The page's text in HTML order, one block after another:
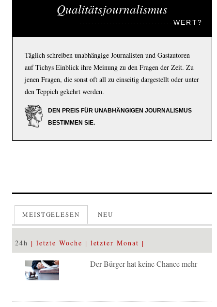
Qualitätsjournalismus
WERT?
Täglich schreiben unabhängige Journalisten und Gastautoren
auf Tichys Einblick ihre Meinung zu den Fragen der Zeit. Zu
jenen Fragen, die sonst oft all zu einseitig dargestellt oder unter
den Teppich gekehrt werden.
DEN PREIS FÜR UNABHÄNGIGEN JOURNALISMUS
BESTIMMEN SIE.
MEISTGELESEN NEU
24h letzte Woche letzter Monat
Der Bürger hat keine Chance mehr